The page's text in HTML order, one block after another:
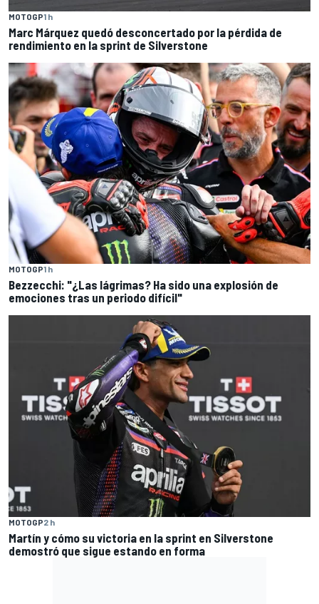
MOTOGP1 h
Marc Márquez quedó desconcertado por la pérdida de
rendimiento en la sprint de Silverstone
MOTOGP1 h
Bezzecchi: "¿Las lágrimas? Ha sido una explosión de
emociones tras un periodo difícil"
MOTOGP2 h
Martín y cómo su victoria en la sprint en Silverstone
demostró que sigue estando en forma